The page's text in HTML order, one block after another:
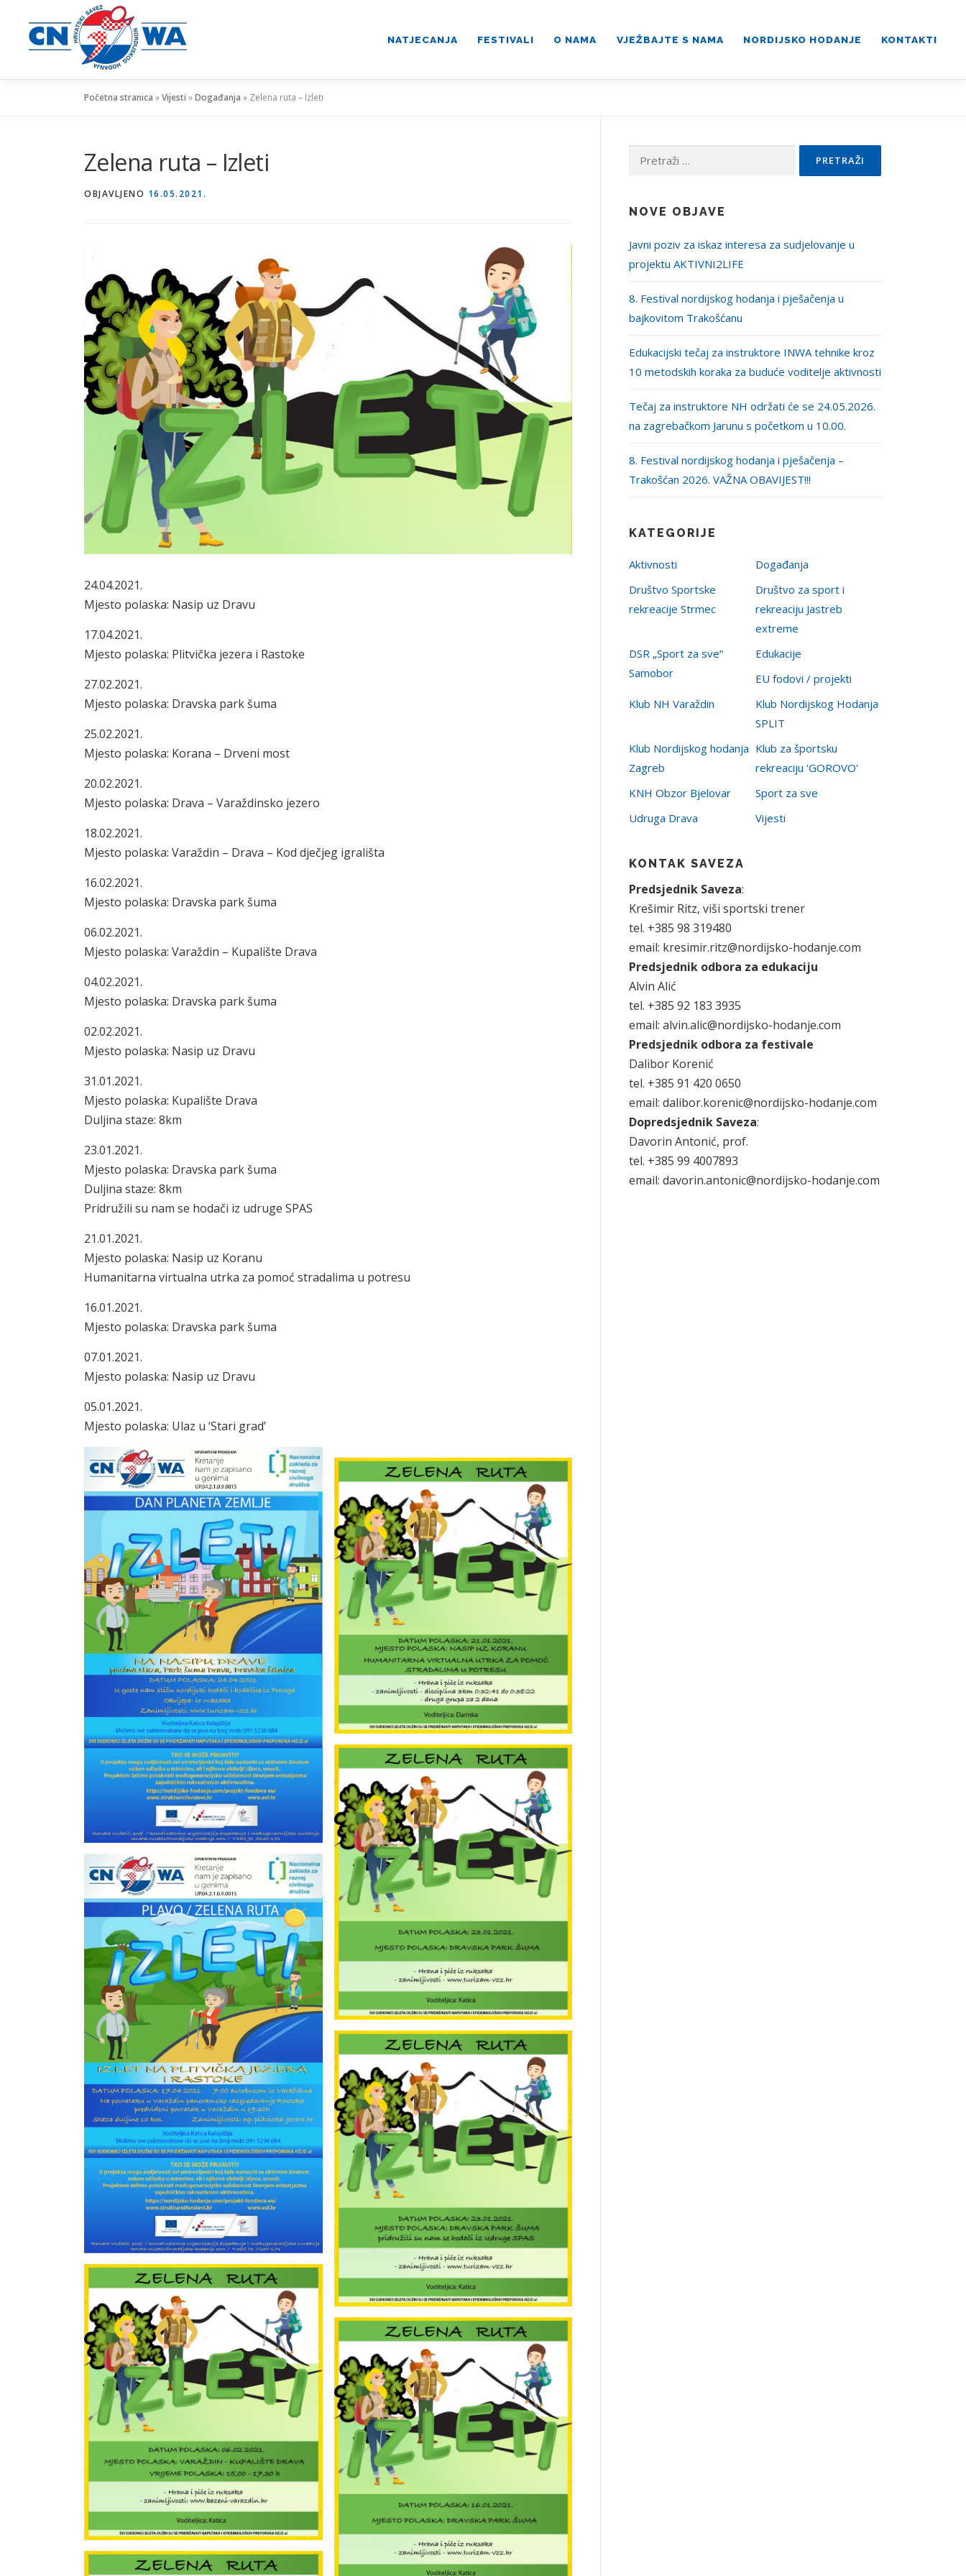
sadržaj
NATJECANJA FESTIVALI O NAMA VJEŽBAJTE S NAMA NORDIJSKO HODANJE KONTAKTI
Početna stranica »Vijesti »Događanja » Zelena ruta – Izleti
Zelena ruta – Izleti
OBJAVLJENO 16.05.2021.
24.04.2021.
Mjesto polaska: Nasip uz Dravu
17.04.2021.
Mjesto polaska: Plitvička jezera i Rastoke
27.02.2021.
Mjesto polaska: Dravska park šuma
25.02.2021.
Mjesto polaska: Korana – Drveni most
20.02.2021.
Mjesto polaska: Drava – Varaždinsko jezero
18.02.2021.
Mjesto polaska: Varaždin – Drava – Kod dječjeg igrališta
16.02.2021.
Mjesto polaska: Dravska park šuma
06.02.2021.
Mjesto polaska: Varaždin – Kupalište Drava
04.02.2021.
Mjesto polaska: Dravska park šuma
02.02.2021.
Mjesto polaska: Nasip uz Dravu
31.01.2021.
Mjesto polaska: Kupalište Drava
Duljina staze: 8km
23.01.2021.
Mjesto polaska: Dravska park šuma
Duljina staze: 8km
Pridružili su nam se hodači iz udruge SPAS
21.01.2021.
Mjesto polaska: Nasip uz Koranu
Humanitarna virtualna utrka za pomoć stradalima u potresu
16.01.2021.
Mjesto polaska: Dravska park šuma
07.01.2021.
Mjesto polaska: Nasip uz Dravu
05.01.2021.
Mjesto polaska: Ulaz u ‘Stari grad’
Pretraži:
NOVE OBJAVE
Javni poziv za iskaz interesa za sudjelovanje u
projektu AKTIVNI2LIFE
8. Festival nordijskog hodanja i pješačenja u
bajkovitom Trakošćanu
Edukacijski tečaj za instruktore INWA tehnike kroz
10 metodskih koraka za buduće voditelje aktivnosti
Tečaj za instruktore NH održati će se 24.05.2026.
na zagrebačkom Jarunu s početkom u 10.00.
8. Festival nordijskog hodanja i pješačenja –
Trakošćan 2026. VAŽNA OBAVIJEST!!!
KATEGORIJE
Aktivnosti
Događanja
Društvo Sportske
rekreacije Strmec
Društvo za sport i
rekreaciju Jastreb
extreme
DSR „Sport za sve“
Samobor
Edukacije
EU fodovi / projekti
Klub NH Varaždin
Klub Nordijskog Hodanja
SPLIT
Klub Nordijskog hodanja
Zagreb
Klub za športsku
rekreaciju 'GOROVO'
KNH Obzor Bjelovar
Sport za sve
Udruga Drava
Vijesti
KONTAK SAVEZA
Predsjednik Saveza:
Krešimir Ritz, viši sportski trener
tel. +385 98 319480
email: kresimir.ritz@nordijsko-hodanje.com
Predsjednik odbora za edukaciju
Alvin Alić
tel. +385 92 183 3935
email: alvin.alic@nordijsko-hodanje.com
Predsjednik odbora za festivale
Dalibor Korenić
tel. +385 91 420 0650
email: dalibor.korenic@nordijsko-hodanje.com
Dopredsjednik Saveza:
Davorin Antonić, prof.
tel. +385 99 4007893
email: davorin.antonic@nordijsko-hodanje.com